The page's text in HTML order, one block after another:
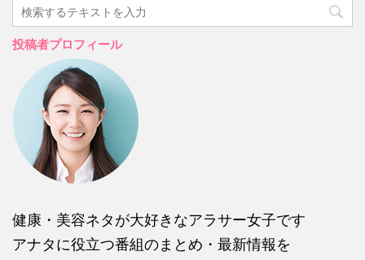
投稿者プロフィール
健康・美容ネタが大好きなアラサー女子です
アナタに役立つ番組のまとめ・最新情報を